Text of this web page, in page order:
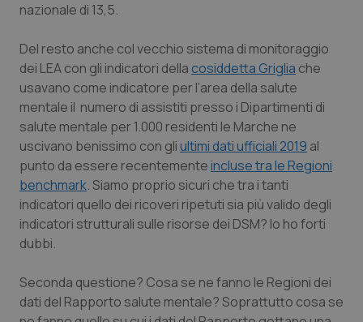
Sangue & coagulazione
Tiroide
Tumore al seno
Tumore ovarico
Tumori del Polmone & Testa Collo
Tumori gastrointestinali
Ulcera & Reflusso
Vaccini
nazionale di 13,5.
Del resto anche col vecchio sistema di monitoraggio
dei LEA con gli indicatori della cosiddetta Griglia che
usavano come indicatore per l’area della salute
mentale il numero di assistiti presso i Dipartimenti di
salute mentale per 1.000 residenti le Marche ne
uscivano benissimo con gliultimi dati ufficiali 2019 al
punto da essere recentementeincluse tra le Regioni
benchmark. Siamo proprio sicuri che tra i tanti
indicatori quello dei ricoveri ripetuti sia più valido degli
indicatori strutturali sulle risorse dei DSM? Io ho forti
dubbi.
Seconda questione? Cosa se ne fanno le Regioni dei
dati del Rapporto salute mentale? Soprattutto cosa se